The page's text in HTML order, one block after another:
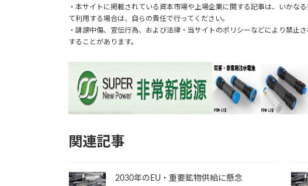
・本サイトに掲載されている資本市場や上場企業に関する記事は、いかな
て利用する場合は、自らの責任で行ってください。
・誹謗中傷、宣伝行為、および法律・当サイトのポリシーなどにより禁止
することがあります。
関連記事
2030年のEU・重要鉱物供給に懸念